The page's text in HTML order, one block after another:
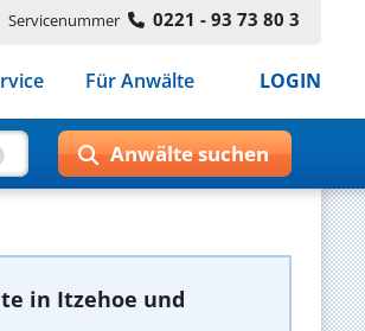
Servicenummer 0221 - 93 73 80 3
Für Anwälte LOGIN
in Itzehoe und